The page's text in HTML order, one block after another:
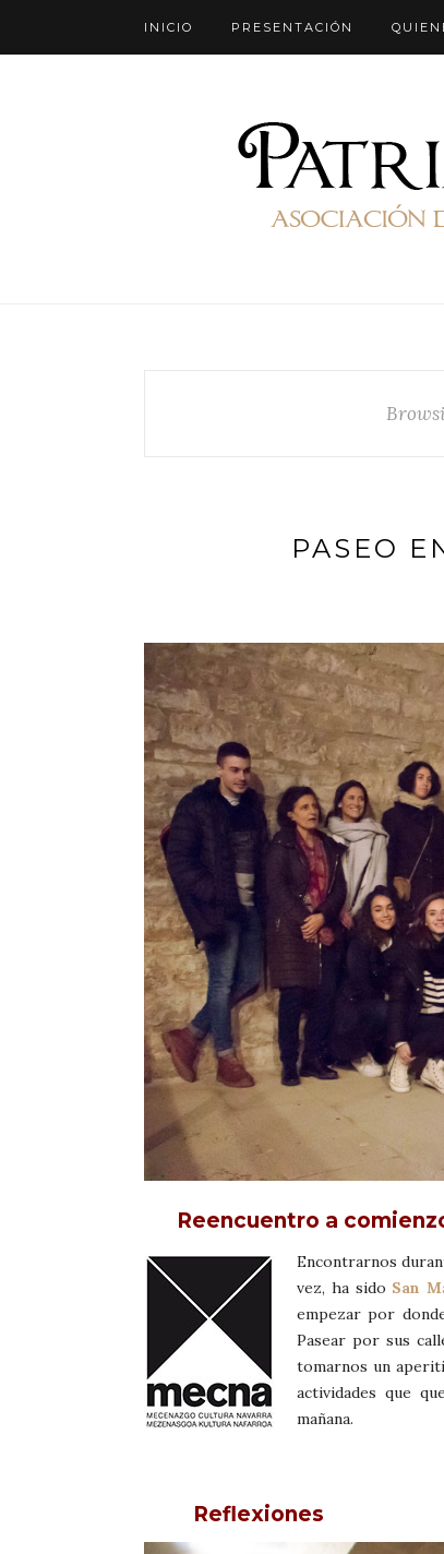
INICIO PRESENTACIÓN
PASEO
Reencuentro a
Encontrarnos
vez, ha sido San M
empezar por
Pasear por sus
tomarnos un
actividades que
mañana.
Reflexiones